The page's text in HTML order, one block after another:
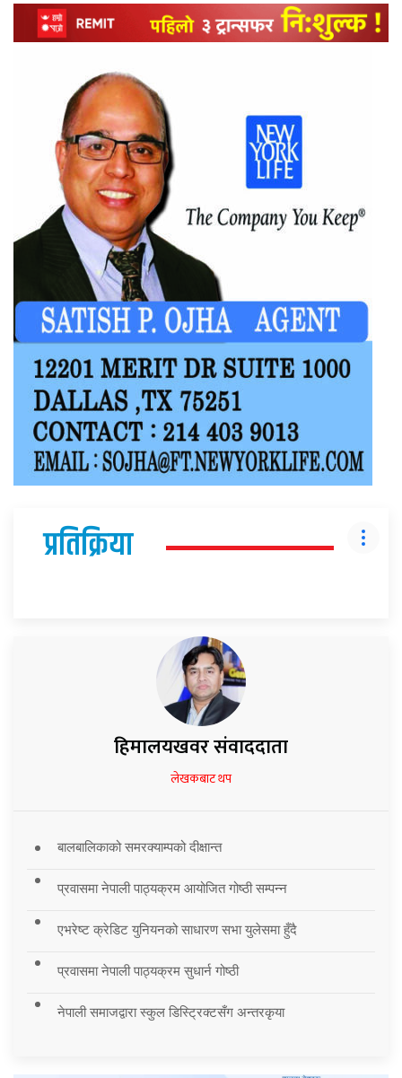
प्रतिक्रिया
हिमालयखवर संवाददाता
लेखकबाट थप
बालबालिकाको समरक्याम्पको दीक्षान्त
प्रवासमा नेपाली पाठ्यक्रम आयोजित गोष्ठी सम्पन्न
एभरेष्ट क्रेडिट युनियनको साधारण सभा युलेसमा हुँदै
प्रवासमा नेपाली पाठ्यक्रम सुधार्न गोष्ठी
नेपाली समाजद्वारा स्कुल डिस्ट्रिक्टसँग अन्तरकृया